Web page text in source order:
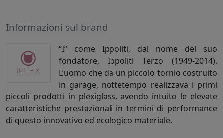
Informazioni sul brand
“I” come Ippoliti, dal nome del suo
fondatore, Ippoliti Terzo (1949-2014).
L’uomo che da un piccolo tornio costruito
in garage, nottetempo realizzava i primi
piccoli prodotti in plexiglass, avendo intuito le elevate
caratteristiche prestazionali in termini di performance
di questo innovativo ed ecologico materiale.